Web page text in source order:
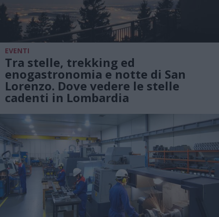
EVENTI
Tra stelle, trekking ed
enogastronomia e notte di San
Lorenzo. Dove vedere le stelle
cadenti in Lombardia